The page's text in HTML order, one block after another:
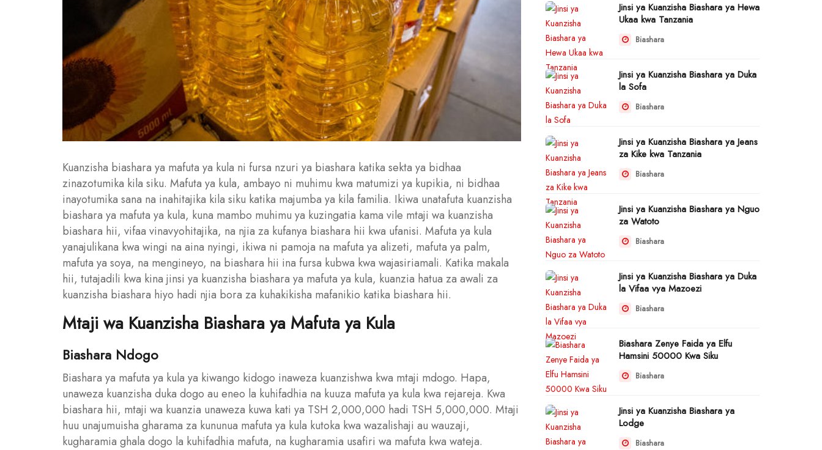
Kuanzisha biashara ya mafuta ya kula ni fursa nzuri ya biashara katika sekta ya bidhaa
zinazotumika kila siku. Mafuta ya kula, ambayo ni muhimu kwa matumizi ya kupikia, ni bidhaa
inayotumika sana na inahitajika kila siku katika majumba ya kila familia. Ikiwa unatafuta kuanzisha
biashara ya mafuta ya kula, kuna mambo muhimu ya kuzingatia kama vile mtaji wa kuanzisha
biashara hii, vifaa vinavyohitajika, na njia za kufanya biashara hii kwa ufanisi. Mafuta ya kula
yanajulikana kwa wingi na aina nyingi, ikiwa ni pamoja na mafuta ya alizeti, mafuta ya palm,
mafuta ya soya, na mengineyo, na biashara hii ina fursa kubwa kwa wajasiriamali. Katika makala
hii, tutajadili kwa kina jinsi ya kuanzisha biashara ya mafuta ya kula, kuanzia hatua za awali za
kuanzisha biashara hiyo hadi njia bora za kuhakikisha mafanikio katika biashara hii.
Mtaji wa Kuanzisha Biashara ya Mafuta ya Kula
Biashara Ndogo
Biashara ya mafuta ya kula ya kiwango kidogo inaweza kuanzishwa kwa mtaji mdogo. Hapa,
unaweza kuanzisha duka dogo au eneo la kuhifadhia na kuuza mafuta ya kula kwa rejareja. Kwa
biashara hii, mtaji wa kuanzia unaweza kuwa kati ya TSH 2,000,000 hadi TSH 5,000,000. Mtaji
huu unajumuisha gharama za kununua mafuta ya kula kutoka kwa wazalishaji au wauzaji,
kugharamia ghala dogo la kuhifadhia mafuta, na kugharamia usafiri wa mafuta kwa wateja.
Jinsi ya Kuanzisha Biashara ya Hewa
Ukaa kwa Tanzania
Biashara
Jinsi ya Kuanzisha Biashara ya Duka
la Sofa
Biashara
Jinsi ya Kuanzisha Biashara ya Jeans
za Kike kwa Tanzania
Biashara
Jinsi ya Kuanzisha Biashara ya Nguo
za Watoto
Biashara
Jinsi ya Kuanzisha Biashara ya Duka
la Vifaa vya Mazoezi
Biashara
Biashara Zenye Faida ya Elfu
Hamsini 50000 Kwa Siku
Biashara
Jinsi ya Kuanzisha Biashara ya
Lodge
Biashara